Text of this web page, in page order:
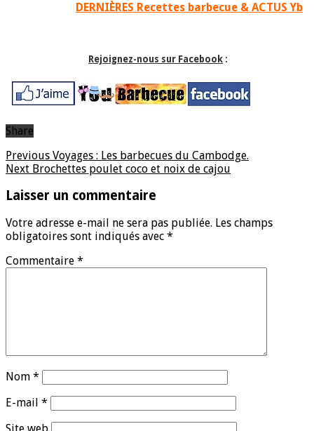
DERNIÈRES Recettes barbecue & ACTUS Yb
Rejoignez-nous sur Facebook :
Share
Previous Voyages : Les barbecues du Cambodge.
Next
Laisser un commentaire
Votre adresse e-mail ne sera pas publiée. Les champs
obligatoires sont indiqués avec *
Commentaire *
Nom *
E-mail *